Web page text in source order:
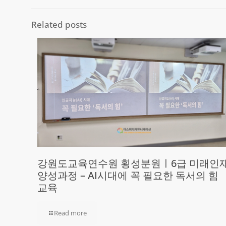
Related posts
강원도교육연수원 횡성분원ㅣ6급 미래인
양성과정 – AI시대에 꼭 필요한 독서의 힘
교육
Read more